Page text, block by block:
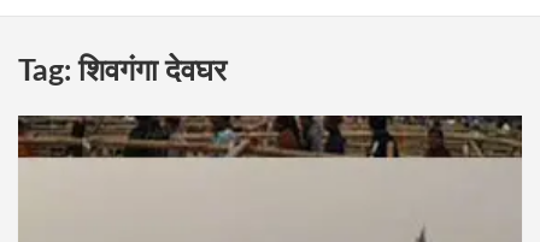
Tag:शिवगंगा देवघर